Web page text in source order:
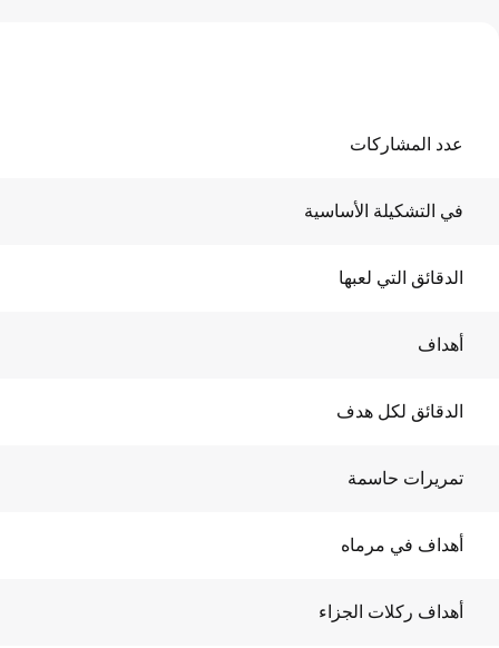
عدد المشاركات
في التشكيلة الأساسية
الدقائق التي لعبها
أهداف
الدقائق لكل هدف
تمريرات حاسمة
أهداف في مرماه
أهداف ركلات الجزاء